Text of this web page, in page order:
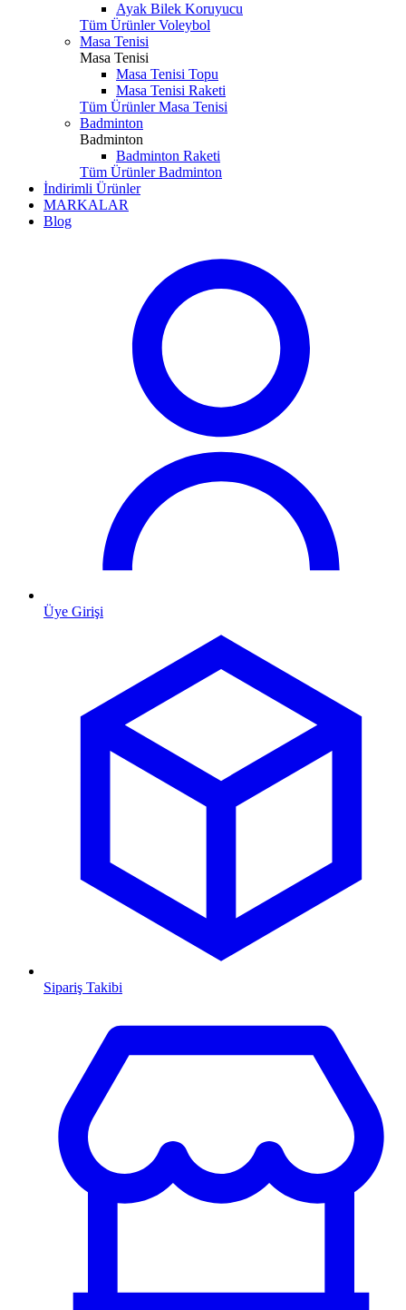
Ayak Bilek Koruyucu
Tüm Ürünler Voleybol
Masa Tenisi
Masa Tenisi
Masa Tenisi Topu
Masa Tenisi Raketi
Tüm Ürünler Masa Tenisi
Badminton
Badminton
Badminton Raketi
Tüm Ürünler Badminton
İndirimli Ürünler
MARKALAR
Blog
Üye Girişi
Sipariş Takibi